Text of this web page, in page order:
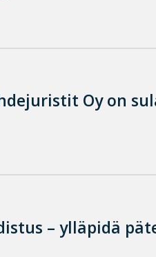
Oy on
– ylläpidä